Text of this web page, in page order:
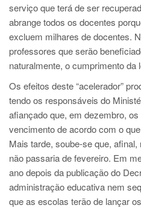
serviço que terá de ser
abrange todos os docentes
excluem milhares de docentes.
professores que serão
naturalmente, o cumprimento da
Os efeitos deste “acelerador”
tendo os responsáveis do
afiançado que, em dezembro,
vencimento de acordo com o
Mais tarde, soube-se que,
não passaria de fevereiro. Em
ano depois da publicação do
administração educativa nem
que as escolas terão de lançar